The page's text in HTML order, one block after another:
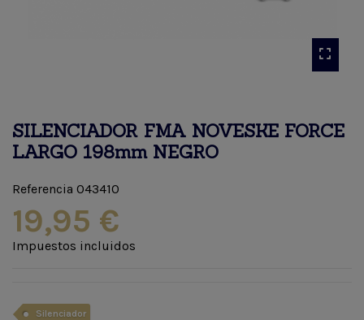
SILENCIADOR FMA NOVESKE FORCE
LARGO 198mm NEGRO
Referencia 043410
19,95 €
Impuestos incluidos
Silenciador